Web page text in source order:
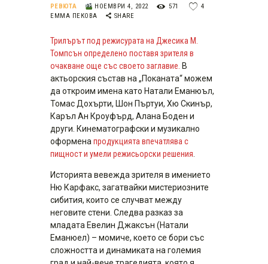
РЕВЮТА НОЕМВРИ 4, 2022 571
4
ЕММА ПЕКОВА
SHARE
Трилърът под режисурата на Джесика М.
Томпсън определено поставя зрителя в
очакване още със своето заглавие. В
актьорския състав на „Поканата“ можем
да откроим имена като Натали Еманюъл,
Томас Дохърти, Шон Пъртуи, Хю Скинър,
Каръл Ан Кроуфърд, Алана Боден и
други. Кинематографски и музикално
оформена продукцията впечатлява с
пищност и умели режисьорски решения
Историята вевежда зрителя в имението
Ню Карфакс, загатвайки мистериозните
сибития, които се случват между
неговите стени. Следва разказ за
младата Евелин Джаксън (Натали
Еманюел) – момиче, което се бори със
сложността и динамиката на големия